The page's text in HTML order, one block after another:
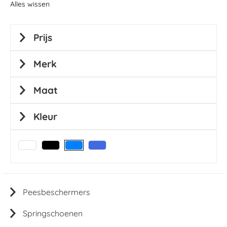
Peesbeschermers
Springschoenen
Alles wissen
Prijs
Merk
Maat
Kleur